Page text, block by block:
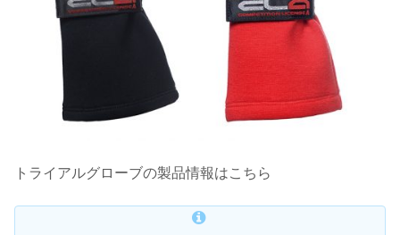
トライアルグローブの製品情報はこちら